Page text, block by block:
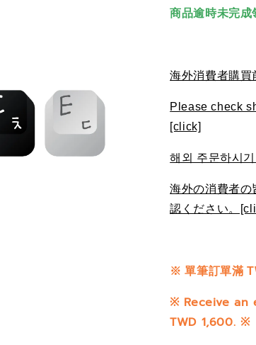
商品逾時未完
海外消費者購
Please check
[click]
해외 주문하시
海外の消費者の
認ください。
※ 單筆訂單滿
※ Receive
TWD 1,600. ※